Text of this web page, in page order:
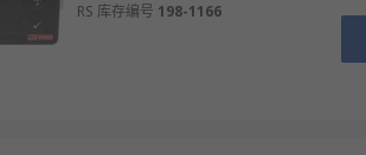
RS 库存编号 198-1166